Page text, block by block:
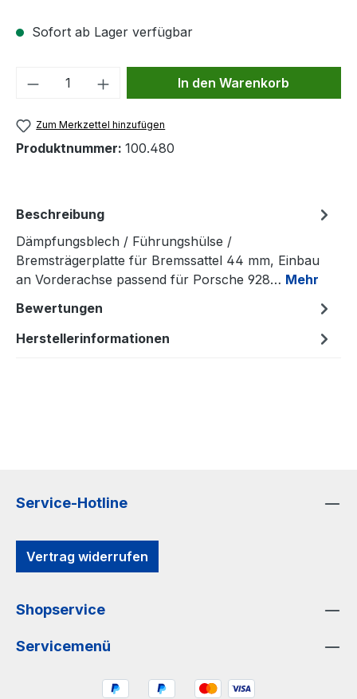
Sofort ab Lager verfügbar
Produkt Anzahl: Gib denIn den Warenkorb
Zum Merkzettel hinzufügen
Produktnummer: 100.480
Beschreibung
Dämpfungsblech / Führungshülse /
Bremsträgerplatte für Bremssattel 44 mm, Einbau
an Vorderachse passend für Porsche 928… Mehr
Bewertungen
Herstellerinformationen
Service-Hotline
Vertrag widerrufen
Shopservice
Servicemenü